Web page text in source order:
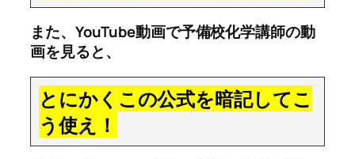
また、YouTube動画で予備校化学講師の動
画を見ると、
とにかくこの公式を暗記してこ
う使え！